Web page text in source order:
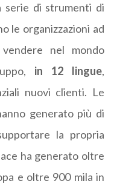
di strumenti di
le organizzazioni ad
nel mondo
in 12 lingue,
nuovi clienti. Le
generato più di
la propria
ha generato oltre
e oltre 900 mila in